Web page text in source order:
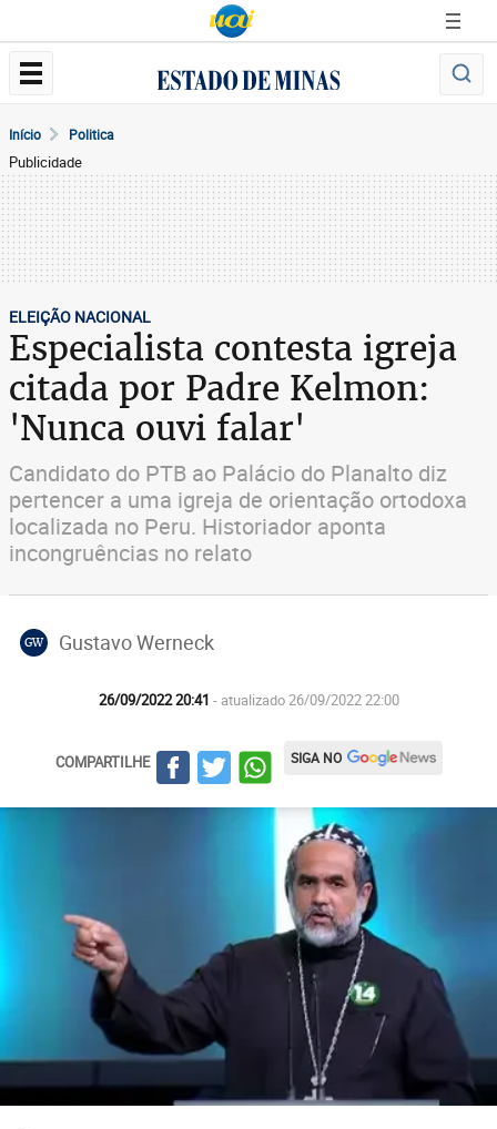
Início Politica
Publicidade
ELEIÇÃO NACIONAL
Especialista contesta igreja
citada por Padre Kelmon:
'Nunca ouvi falar'
Candidato do PTB ao Palácio do Planalto diz
pertencer a uma igreja de orientação ortodoxa
localizada no Peru. Historiador aponta
incongruências no relato
GW Gustavo Werneck
26/09/2022 20:41 - atualizado 26/09/2022 22:00
COMPARTILHE SIGA NO